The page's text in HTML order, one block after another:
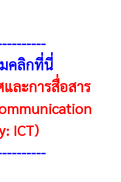
-
คลิกที่นี่
ละการสื่อสาร
ICT)
-